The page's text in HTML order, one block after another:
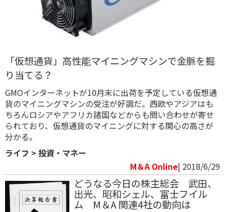
「仮想通貨」高性能マイニングマシンで金脈を掘
り当てる？
GMOインターネットが10月末に出荷を予定している仮想通
貨のマイニングマシンの受注が好調だ。西欧やアジアはも
ちろんロシアやアフリカ諸国などからも問い合わせが寄せ
られており、仮想通貨のマイニングに対する関心の高さが
分かる。
ライフ > 投資・マネー
M＆A Online| 2018/6/29
どうなる今日の株主総会 武田、
出光、昭和シェル、富士フイル
ム M＆A 関連4社の動向は